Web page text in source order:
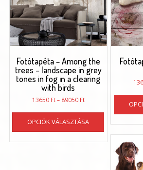
Fotótapéta – Among the
trees – landscape in grey
tones in fog in a clearing
with birds
13650 Ft– 89050 FtÁrtartomány:
89050 Ft
OPCIÓK VÁLASZTÁSA
Ennek
terméknek
több
variációja
van.